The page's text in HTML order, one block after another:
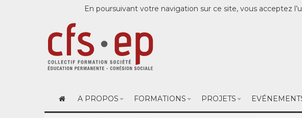
En poursuivant votre navigation sur ce site, vous acceptez
A PROPOS FORMATIONS PROJETS